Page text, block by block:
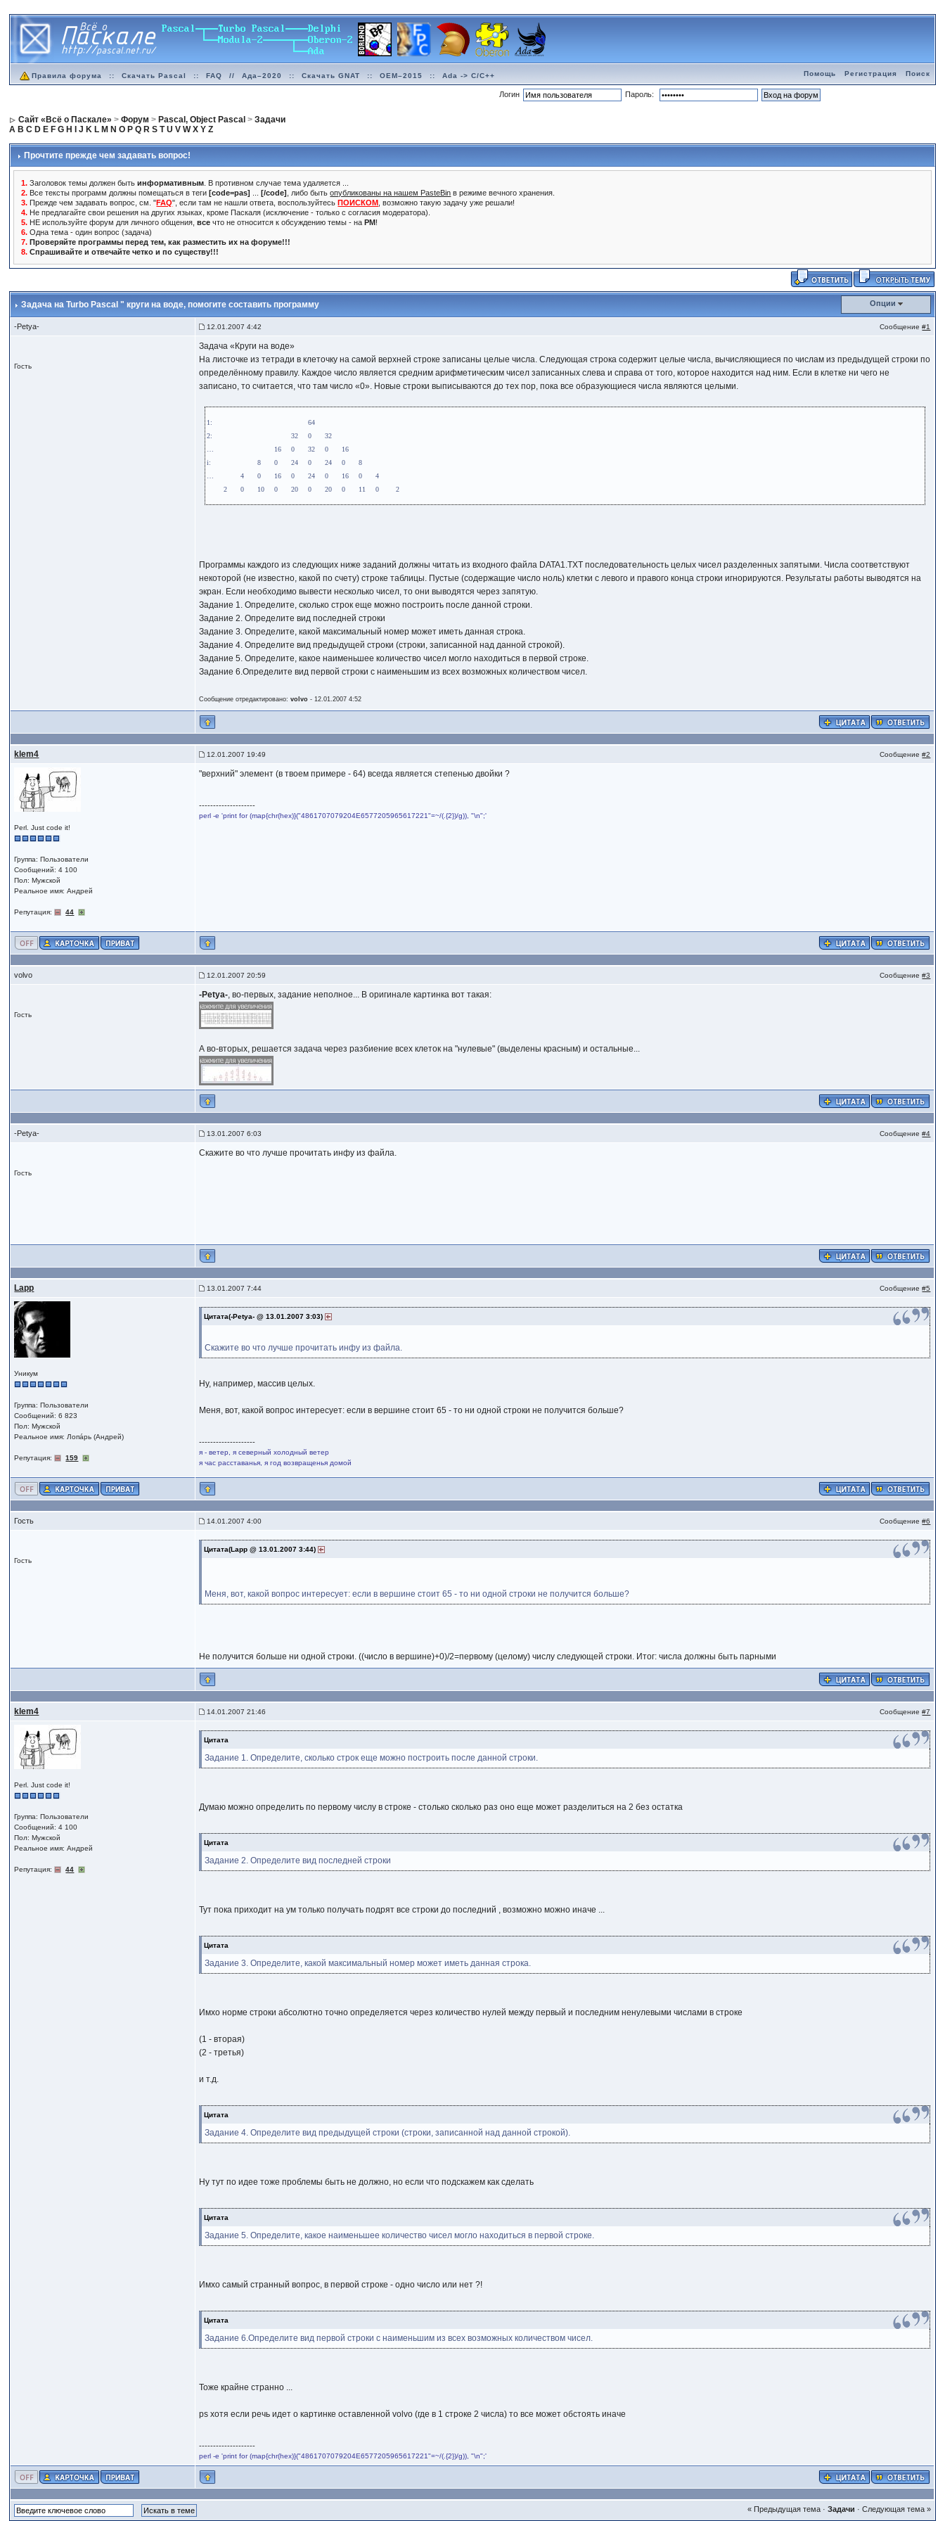
Правила форума :: Скачать Pascal :: FAQ // Ада–2020 :: Скачать GNAT :: OEM–2015 :: Ada -> C/C++ Помощь Регистрация Поиск
Логин Пароль:
Сайт «Всё о Паскале» >Форум > Pascal, Object Pascal >Задачи
A B C D E F G H J K L M N O P Q R S T U V W X Y Z
Прочтите прежде чем задавать вопрос!
1. Заголовок темы должен бытьинформативным . В противном случае тема удаляется ...
2. Все тексты программ должны помещаться в теги[code=pas] ...[/code] , либо бытьопубликованы на нашем PasteBin в режиме вечного хранения.
3. Прежде чем задавать вопрос, см. "FAQ", если там не нашли ответа, воспользуйтесьПОИСКОМ , возможно такую задачу уже решали!
4. Не предлагайте свои решения на других языках, кроме Паскаля (исключение - только с согласия модератора).
5. НЕ используйте форум для личного общения,все что не относится к обсуждению темы - наPM!
6. Одна тема - один вопрос (задача)
7. Проверяйте программы перед тем, как разместить их на форуме!!!
8. Спрашивайте и отвечайте четко и по существу!!!
Задача на Turbo Pascal " круги на воде, помогите составить программу Опции
-Petya- 12.01.2007 4:42 Сообщение#1
Гость
Задача «Круги на воде»
На листочке из тетради в клеточку на самой верхней строке записаны целые числа. Следующая строка содержит целые числа, вычисляющиеся по числам из предыдущей строки по
определённому правилу. Каждое число является средним арифметическим чисел записанных слева и справа от того, которое находится над ним. Если в клетке ни чего не
записано, то считается, что там число «0». Новые строки выписываются до тех пор, пока все образующиеся числа являются целыми.
1:						64
2:					32	0	32
…				16	0	32	0	16
i:			8	0	24	0	24	0	8
…		4	0	16	0	24	0	16	0	4
	2	0	10	0	20	0	20	0	11	0        2
Программы каждого из следующих ниже заданий должны читать из входного файла DATA1.TXT последовательность целых чисел разделенных запятыми. Числа соответствуют
некоторой (не известно, какой по счету) строке таблицы. Пустые (содержащие число ноль) клетки с левого и правого конца строки игнорируются. Результаты работы выводятся на
экран. Если необходимо вывести несколько чисел, то они выводятся через запятую.
Задание 1. Определите, сколько строк еще можно построить после данной строки.
Задание 2. Определите вид последней строки
Задание 3. Определите, какой максимальный номер может иметь данная строка.
Задание 4. Определите вид предыдущей строки (строки, записанной над данной строкой).
Задание 5. Определите, какое наименьшее количество чисел могло находиться в первой строке.
Задание 6.Определите вид первой строки с наименьшим из всех возможных количеством чисел.
Сообщение отредактировано:volvo -12.01.2007 4:52
klem4 12.01.2007 19:49 Сообщение#2
Perl. Just code it!
Группа: Пользователи
Сообщений: 4 100
Пол: Мужской
Реальное имя: Андрей
Репутация: 44
"верхний" элемент (в твоем примере - 64) всегда является степенью двойки ?
--------------------
perl -e 'print for (map{chr(hex)}("4861707079204E6577205965617221"=~/(.{2})/g)), "\n";'
volvo 12.01.2007 20:59 Сообщение#3
Гость
-Petya-, во-первых, задание неполное... В оригинале картинка вот такая:
А во-вторых, решается задача через разбиение всех клеток на "нулевые" (выделены красным) и остальные...
-Petya- 13.01.2007 6:03 Сообщение#4
Гость
Скажите во что лучше прочитать инфу из файла.
Lapp 13.01.2007 7:44 Сообщение#5
Уникум
Группа: Пользователи
Сообщений: 6 823
Пол: Мужской
Реальное имя: Лопáрь (Андрей)
Репутация: 159
Цитата(-Petya- @ 13.01.2007 3:03)
Скажите во что лучше прочитать инфу из файла.
Ну, например, массив целых.
Меня, вот, какой вопрос интересует: если в вершине стоит 65 - то ни одной строки не получится больше?
--------------------
я - ветер, я северный холодный ветер
я час расставанья, я год возвращенья домой
Гость 14.01.2007 4:00 Сообщение#6
Гость
Цитата(Lapp @ 13.01.2007 3:44)
Меня, вот, какой вопрос интересует: если в вершине стоит 65 - то ни одной строки не получится больше?
Не получится больше ни одной строки. ((число в вершине)+0)/2=первому (целому) числу следующей строки. Итог: числа должны быть парными
klem4 14.01.2007 21:46 Сообщение#7
Perl. Just code it!
Группа: Пользователи
Сообщений: 4 100
Пол: Мужской
Реальное имя: Андрей
Репутация: 44
Цитата
Задание 1. Определите, сколько строк еще можно построить после данной строки.
Думаю можно определить по первому числу в строке - столько сколько раз оно еще может разделиться на 2 без остатка
Цитата
Задание 2. Определите вид последней строки
Тут пока приходит на ум только получать подрят все строки до последний , возможно можно иначе ...
Цитата
Задание 3. Определите, какой максимальный номер может иметь данная строка.
Имхо норме строки абсолютно точно определяется через количество нулей между первый и последним ненулевыми числами в строке
(1 - вторая)
(2 - третья)
и т.д.
Цитата
Задание 4. Определите вид предыдущей строки (строки, записанной над данной строкой).
Ну тут по идее тоже проблемы быть не должно, но если что подскажем как сделать
Цитата
Задание 5. Определите, какое наименьшее количество чисел могло находиться в первой строке.
Имхо самый странный вопрос, в первой строке - одно число или нет ?!
Цитата
Задание 6.Определите вид первой строки с наименьшим из всех возможных количеством чисел.
Тоже крайне странно ...
ps хотя если речь идет о картинке оставленной volvo (где в 1 строке 2 числа) то все может обстоять иначе
--------------------
perl -e 'print for (map{chr(hex)}("4861707079204E6577205965617221"=~/(.{2})/g)), "\n";'
« Предыдущая тема· Задачи · Следующая тема »